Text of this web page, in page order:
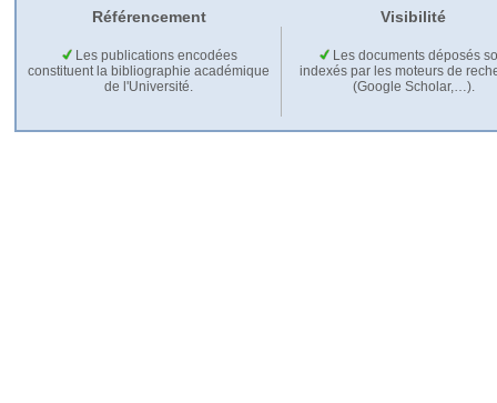
Référencement Visibilité
Les publications encodées
constituent la bibliographie académique
de l'Université.
Les documents déposés
indexés par les moteurs de
(Google Scholar,…).